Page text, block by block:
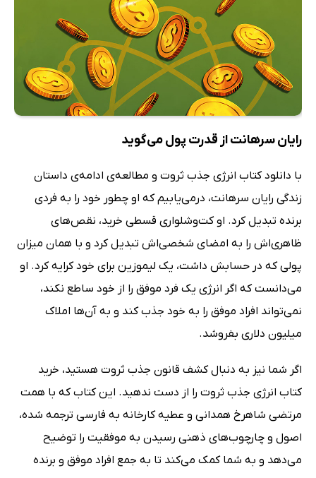
رایان سرهانت از قدرت پول می‌گوید
با دانلود کتاب انرژی جذب ثروت و مطالعه‌ی ادامه‌ی داستان
زندگی رایان سرهانت، درمی‌یابیم که او چطور خود را به فردی
برنده تبدیل کرد. او کت‌وشلواری قسطی خرید، نقص‌های
ظاهری‌اش را به امضای شخصی‌اش تبدیل کرد و با همان میزان
پولی که در حسابش داشت، یک لیموزین برای خود کرایه کرد. او
می‌دانست که اگر انرژی یک فرد موفق را از خود ساطع نکند،
نمی‌تواند افراد موفق را به خود جذب کند و به آن‌ها املاک
میلیون دلاری بفروشد.
اگر شما نیز به دنبال کشف قانون جذب ثروت هستید، خرید
کتاب انرژی جذب ثروت را از دست ندهید. این کتاب که با همت
مرتضی شاهرخ همدانی و عطیه کارخانه به فارسی ترجمه شده،
اصول و چارچوب‌های ذهنی رسیدن به موفقیت را توضیح
می‌دهد و به شما کمک می‌کند تا به جمع افراد موفق و برنده